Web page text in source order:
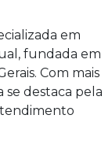
em
fundada em
Com mais
se destaca pela